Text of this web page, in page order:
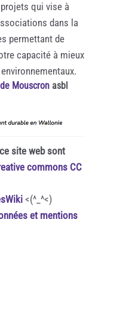
qui vise à
dans la
permettant de
capacité à mieux
Mouscronasbl
site web sont
commons CC
<(^_^<)
et mentions